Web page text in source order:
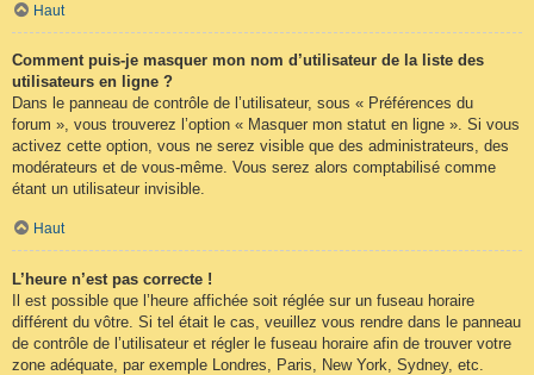
Haut
Comment puis-je masquer mon nom d’utilisateur de la liste des
utilisateurs en ligne ?
Dans le panneau de contrôle de l’utilisateur, sous « Préférences du
forum », vous trouverez l’option « Masquer mon statut en ligne ». Si vous
activez cette option, vous ne serez visible que des administrateurs, des
modérateurs et de vous-même. Vous serez alors comptabilisé comme
étant un utilisateur invisible.
Haut
L’heure n’est pas correcte !
Il est possible que l’heure affichée soit réglée sur un fuseau horaire
différent du vôtre. Si tel était le cas, veuillez vous rendre dans le panneau
de contrôle de l’utilisateur et régler le fuseau horaire afin de trouver votre
zone adéquate, par exemple Londres, Paris, New York, Sydney, etc.